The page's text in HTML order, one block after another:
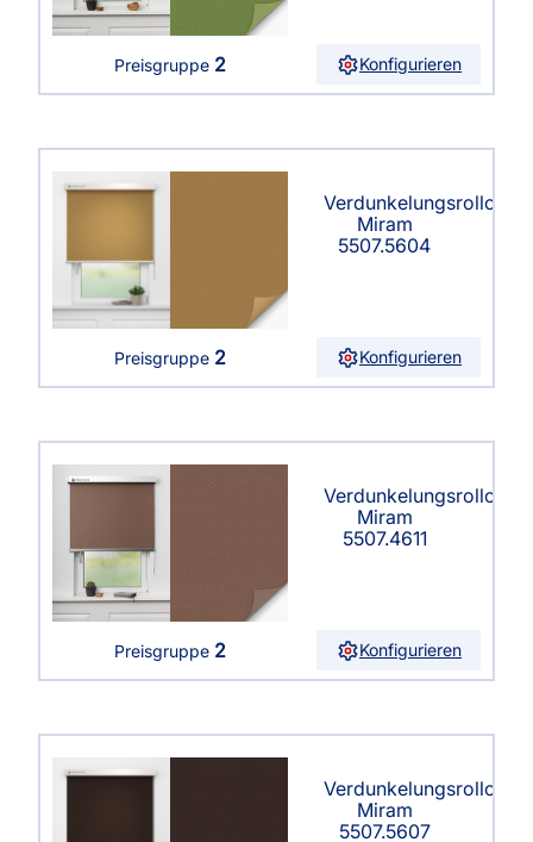
Preisgruppe 2 Konfigurieren
Verdunkelungsrollo
Miram
5507.5604
Preisgruppe 2 Konfigurieren
Verdunkelungsrollo
Miram
5507.4611
Preisgruppe 2 Konfigurieren
Verdunkelungsrollo
Miram
5507.5607